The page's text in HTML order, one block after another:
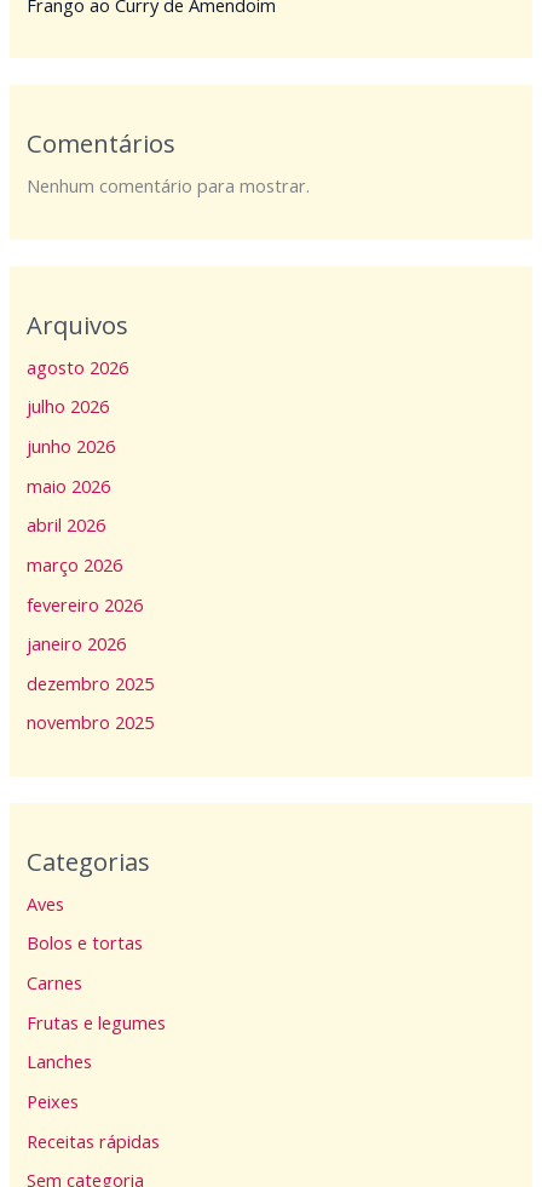
Frango ao Curry de Amendoim
Comentários
Nenhum comentário para mostrar.
Arquivos
agosto 2026
julho 2026
junho 2026
maio 2026
abril 2026
março 2026
fevereiro 2026
janeiro 2026
dezembro 2025
novembro 2025
Categorias
Aves
Bolos e tortas
Carnes
Frutas e legumes
Lanches
Peixes
Receitas rápidas
Sem categoria